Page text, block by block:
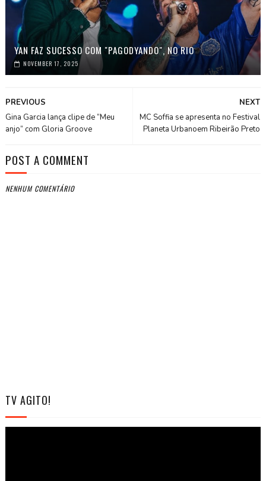
YAN FAZ SUCESSO COM "PAGODYANDO", NO RIO
NOVEMBER 17, 2025
NEXT
MC Soffia se apresenta no Festival
Planeta Urbanoem Ribeirão Preto
PREVIOUS
Gina Garcia lança clipe de “Meu
anjo” com Gloria Groove
POST A COMMENT
NENHUM COMENTÁRIO
TV AGITO!